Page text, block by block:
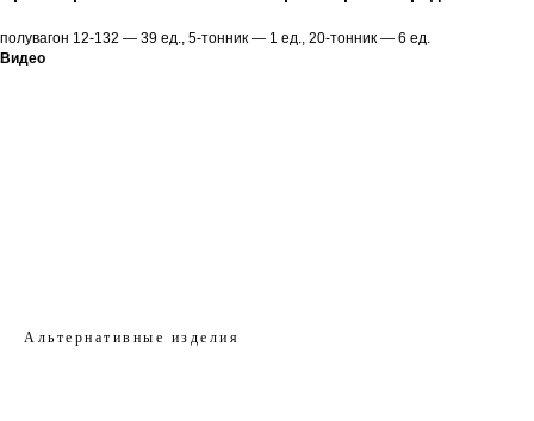
полувагон 12-132 — 39 ед., 5-тонник — 1 ед., 20-тонник — 6 ед.
Видео
Альтернативные изделия
Кольца стеновые